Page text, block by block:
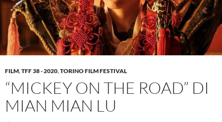
FILM,TFF 38 - 2020,TORINO FILM FESTIVAL
“MICKEY ON THE ROAD” DI
MIAN MIAN LU